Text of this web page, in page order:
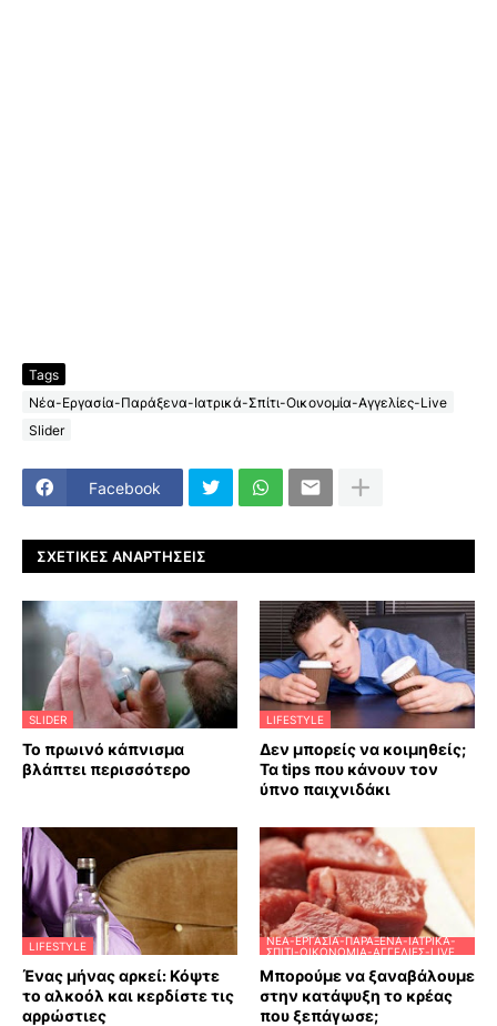
Tags
Νέα-Εργασία-Παράξενα-Ιατρικά-Σπίτι-Οικονομία-Αγγελίες-Live
Slider
Facebook
ΣΧΕΤΙΚΈΣ ΑΝΑΡΤΉΣΕΙΣ
SLIDER
Το πρωινό κάπνισμα
βλάπτει περισσότερο
LIFESTYLE
Δεν μπορείς να κοιμηθείς;
Τα tips που κάνουν τον
ύπνο παιχνιδάκι
LIFESTYLE
Ένας μήνας αρκεί: Κόψτε
το αλκοόλ και κερδίστε τις
αρρώστιες
ΝΈΑ-ΕΡΓΑΣΊΑ-ΠΑΡΆΞΕΝΑ-ΙΑΤΡΙΚΆ-
ΣΠΊΤΙ-ΟΙΚΟΝΟΜΊΑ-ΑΓΓΕΛΊΕΣ-LIVE
Μπορούμε να ξαναβάλουμε
στην κατάψυξη το κρέας
που ξεπάγωσε;